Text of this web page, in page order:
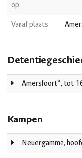
op
Vanaf plaats
Amersfoort*, tot
Kampen
Neuengamme,